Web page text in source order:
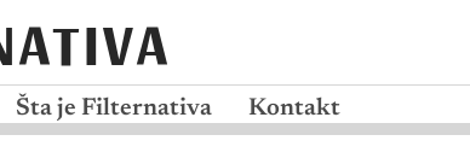
Šta je Filternativa Kontakt